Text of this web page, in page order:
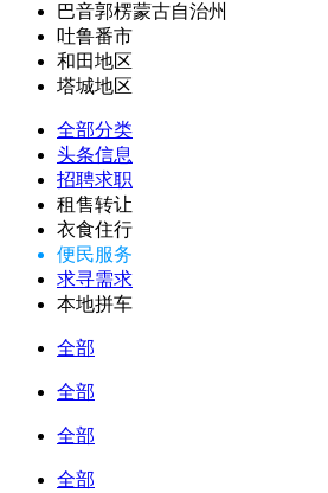
巴音郭楞蒙古自治州
吐鲁番市
和田地区
塔城地区
全部分类
头条信息
招聘求职
租售转让
衣食住行
便民服务
求寻需求
本地拼车
全部
全部
全部
全部